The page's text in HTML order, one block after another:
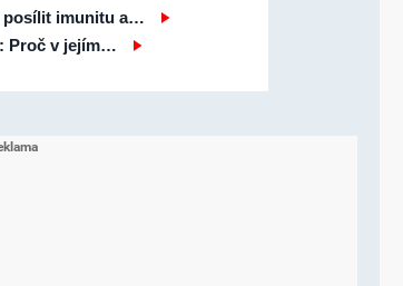
posílit imunitu a…
Proč v jejím…